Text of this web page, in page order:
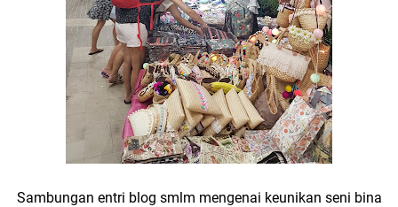
Sambungan entri blog smlm mengenai keunikan seni bina